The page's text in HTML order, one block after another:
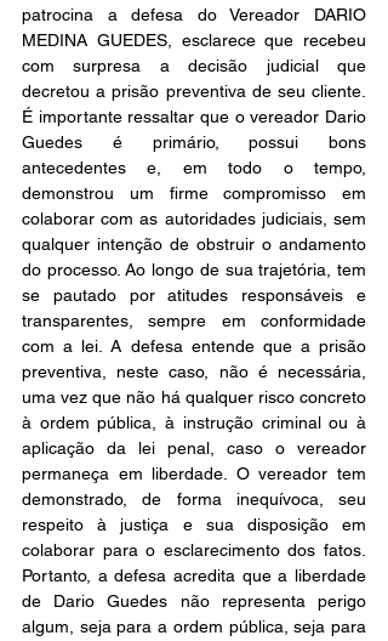
patrocina a defesa do Vereador DARIO
MEDINA GUEDES, esclarece que recebeu
com surpresa a decisão judicial que
decretou a prisão preventiva de seu cliente.
É importante ressaltar que o vereador Dario
Guedes é primário, possui bons
antecedentes e, em todo o tempo,
demonstrou um firme compromisso em
colaborar com as autoridades judiciais, sem
qualquer intenção de obstruir o andamento
do processo. Ao longo de sua trajetória, tem
se pautado por atitudes responsáveis e
transparentes, sempre em conformidade
com a lei. A defesa entende que a prisão
preventiva, neste caso, não é necessária,
uma vez que não há qualquer risco concreto
à ordem pública, à instrução criminal ou à
aplicação da lei penal, caso o vereador
permaneça em liberdade. O vereador tem
demonstrado, de forma inequívoca, seu
respeito à justiça e sua disposição em
colaborar para o esclarecimento dos fatos.
Portanto, a defesa acredita que a liberdade
de Dario Guedes não representa perigo
algum, seja para a ordem pública, seja para